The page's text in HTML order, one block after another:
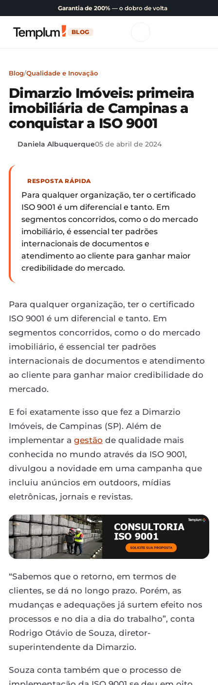
Garantia de 200% — o dobro de volta
BLOG
Blog/Qualidade e Inovação
Dimarzio Imóveis: primeira
imobiliária de Campinas a
conquistar a ISO 9001
Daniela Albuquerque05 de abril de 2024
RESPOSTA RÁPIDA
Para qualquer organização, ter o certificado
ISO 9001 é um diferencial e tanto. Em
segmentos concorridos, como o do mercado
imobiliário, é essencial ter padrões
internacionais de documentos e
atendimento ao cliente para ganhar maior
credibilidade do mercado.
Para qualquer organização, ter o certificado
ISO 9001 é um diferencial e tanto. Em
segmentos concorridos, como o do mercado
imobiliário, é essencial ter padrões
internacionais de documentos e atendimento
ao cliente para ganhar maior credibilidade do
mercado.
E foi exatamente isso que fez a Dimarzio
Imóveis, de Campinas (SP). Além de
implementar a gestão de qualidade mais
conhecida no mundo através da ISO 9001,
divulgou a novidade em uma campanha que
incluiu anúncios em outdoors, mídias
eletrônicas, jornais e revistas.
“Sabemos que o retorno, em termos de
clientes, se dá no longo prazo. Porém, as
mudanças e adequações já surtem efeito nos
processos e no dia a dia do trabalho”, conta
Rodrigo Otávio de Souza, diretor-
superintendente da Dimarzio.
Souza conta também que o processo de